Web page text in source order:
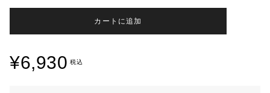
カートに追加
¥6,930 税込